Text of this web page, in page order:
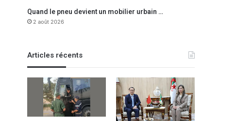
Quand le pneu devient un mobilier urbain …
2 août 2026
Articles récents